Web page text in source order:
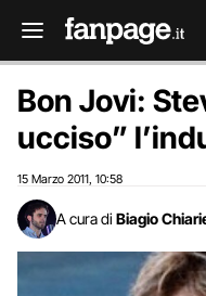
Bon Jovi:
ucciso”
15 Marzo 2011 10:58
A cura di Biagio